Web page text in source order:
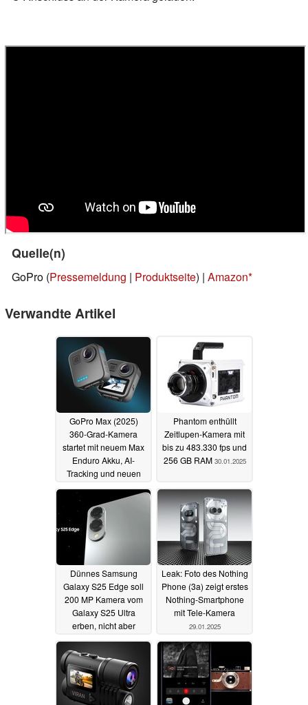
Quelle(n)
GoPro (Pressemeldung | Produktseite) | Amazon
Verwandte Artikel
GoPro Max (2025)
360-Grad-Kamera
startet mit neuem Max
Enduro Akku, AI-
Tracking und neuen
19.02.2025
Phantom enthüllt
Zeitlupen-Kamera mit
bis zu 483.330 fps und
256 GB RAM 30.01.2025
Dünnes Samsung
Galaxy S25 Edge soll
200 MP Kamera vom
Galaxy S25 Ultra
erben, nicht aber
30.01.2025
Leak: Foto des Nothing
Phone (3a) zeigt erstes
Nothing-Smartphone
mit Tele-Kamera
29.01.2025